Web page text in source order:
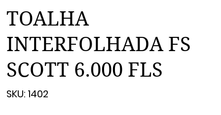
TOALHA
INTERFOLHADA FS
SCOTT 6.000 FLS
SKU:
1402
1402